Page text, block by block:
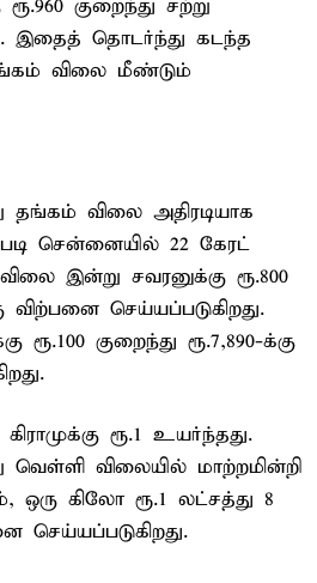
குறைந்து சற்று
இதைத் தொடர்ந்து கடந்த
விலை மீண்டும்
விலை அதிரடியாக
சென்னையில் 22 கேரட்
இன்று சவரனுக்கு ரூ.800
விற்பனை செய்யப்படுகிறது.
ரூ.100 குறைந்து ரூ.7,890-க்கு
ரூ.1 உயர்ந்தது.
விலையில் மாற்றமின்றி
ஒரு கிலோ ரூ.1 லட்சத்து 8
செய்யப்படுகிறது.